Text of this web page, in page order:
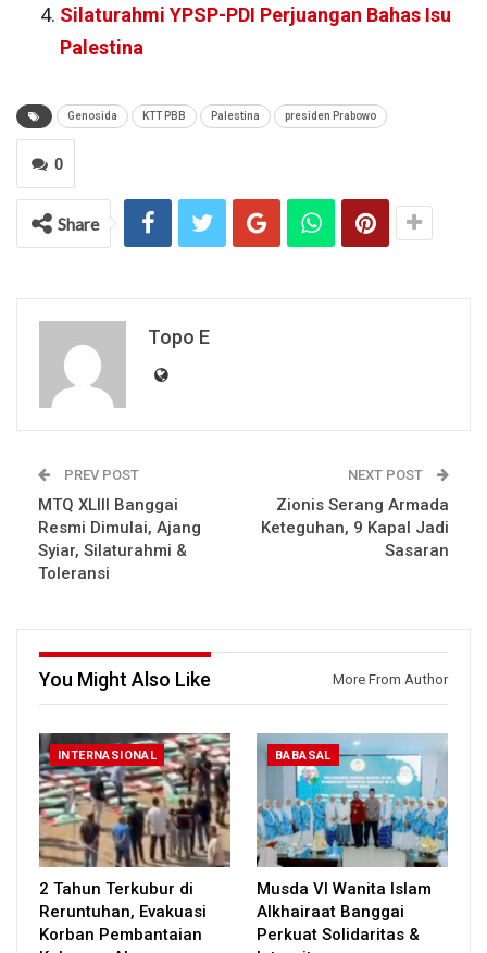
Silaturahmi YPSP-PDI Perjuangan Bahas Isu
Palestina
Genosida KTT PBB Palestina presiden Prabowo
0
Share
Topo E
PREV POST
MTQ XLIII Banggai
Resmi Dimulai, Ajang
Syiar, Silaturahmi &
Toleransi
NEXT POST
Zionis Serang Armada
Keteguhan, 9 Kapal Jadi
Sasaran
You Might Also Like More From Author
INTERNASIONAL
2 Tahun Terkubur di
Reruntuhan, Evakuasi
Korban Pembantaian
BABASAL
Musda VI Wanita Islam
Alkhairaat Banggai
Perkuat Solidaritas &